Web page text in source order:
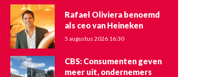
Rafael Oliviera benoemd
als ceo van Heineken
5 augustus 2026 16:30
CBS: Consumenten geven
meer uit, ondernemers